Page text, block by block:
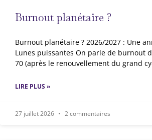
Burnout planétaire ?
Burnout planétaire ? 2026/2027 : Une
Lunes puissantes On parle de burnout
70 (après le renouvellement du grand
LIRE PLUS »
27 juillet 2026 2 commentaires